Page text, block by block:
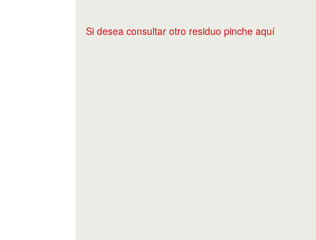
Si desea consultar otro residuo pinche aquí